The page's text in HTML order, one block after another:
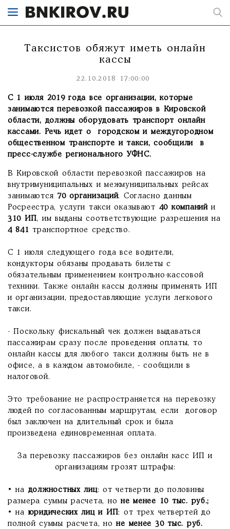
Таксистов обяжут иметь онлайн
кассы
22.10.2018 17:00:00
С 1 июля 2019 года все организации, которые
занимаются перевозкой пассажиров в Кировской
области, должны оборудовать транспорт онлайн
кассами. Речь идет о городском и междугородном
общественном транспорте и такси, сообщили в
пресс-службе регионального УФНС.
В Кировской области перевозкой пассажиров на
внутримуниципальных и межмуниципальных рейсах
занимаются 70 организаций. Согласно данным
Росреестра, услуги такси оказывают 40 компанийи
310 ИП, им выданы соответствующие разрешения на
4 841 транспортное средство.
С 1 июля следующего года все водители,
кондукторы обязаны продавать билеты с
обязательным применением контрольно-кассовой
техники. Также онлайн кассы должны применять ИП
и организации, предоставляющие услуги легкового
такси.
- Поскольку фискальный чек должен выдаваться
пассажирам сразу после проведения оплаты, то
онлайн кассы для любого такси должны быть не в
офисе, а в каждом автомобиле, - сообщили в
налоговой.
Это требование не распространяется на перевозку
людей по согласованным маршрутам, если договор
был заключен на длительный срок и была
произведена единовременная оплата.
За перевозку пассажиров без онлайн касс ИП и
организациям грозят штрафы:
• на должностных лиц: от четверти до половины
размера суммы расчета, ноне менее 10 тыс. руб.;
• на юридических лиц и ИП: от трех четвертей до
полной суммы расчета, ноне менее 30 тыс. руб.